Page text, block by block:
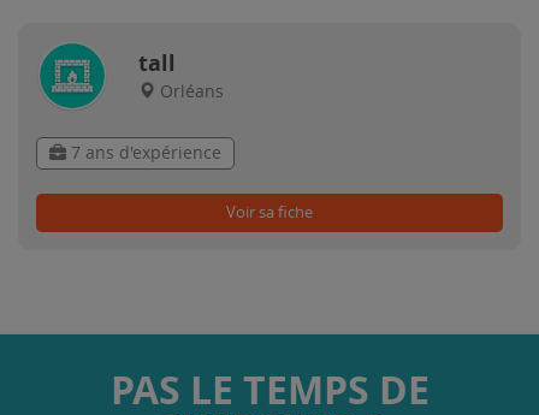
tall
Orléans
7 ans d'expérience
Voir sa fiche
PAS LE TEMPS DE